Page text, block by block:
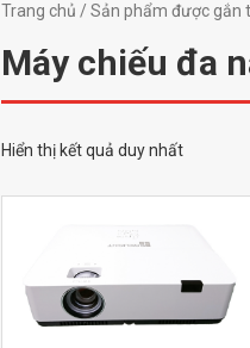
Trang chủ / Sản phẩm được gắn
Máy chiếu đa
Hiển thị kết quả duy nhất